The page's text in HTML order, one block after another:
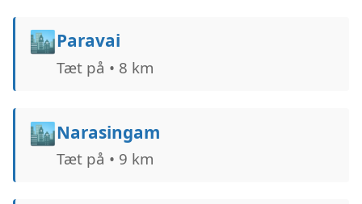
🏙️Paravai
Tæt på • 8 km
🏙️Narasingam
Tæt på • 9 km